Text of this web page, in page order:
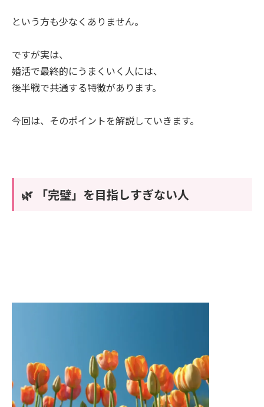
という方も少なくありません。
ですが実は、
婚活で最終的にうまくいく人には、
後半戦で共通する特徴があります。
今回は、そのポイントを解説していきます。
🌿 「完璧」を目指しすぎない人